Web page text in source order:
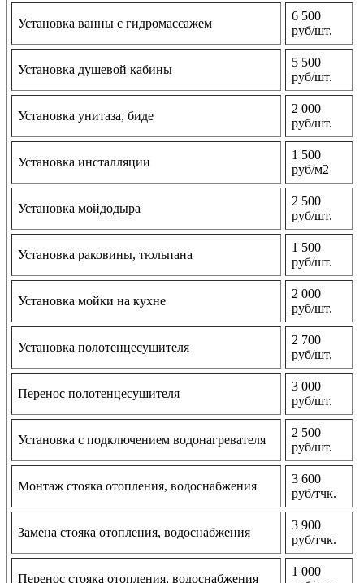
Установка ванны с гидромассажем
6 500
руб/шт.
Установка душевой кабины
5 500
руб/шт.
Установка унитаза, биде
2 000
руб/шт.
Установка инсталляции
1 500
руб/м2
Установка мойдодыра
2 500
руб/шт.
Установка раковины, тюльпана
1 500
руб/шт.
Установка мойки на кухне
2 000
руб/шт.
Установка полотенцесушителя
2 700
руб/шт.
Перенос полотенцесушителя
3 000
руб/шт.
Установка с подключением водонагревателя
2 500
руб/шт.
Монтаж стояка отопления, водоснабжения
3 600
руб/тчк.
Замена стояка отопления, водоснабжения
3 900
руб/тчк.
Перенос стояка отопления, водоснабжения
1 000